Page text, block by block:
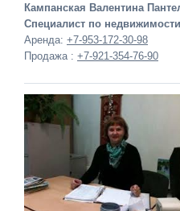
Кампанская Валентина
Специалист по недвижимости
Аренда: +7-953-172-30-98
Продажа : +7-921-354-76-90